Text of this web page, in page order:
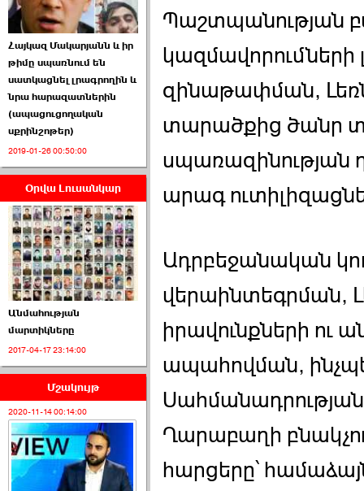
Սահմանադրական
դատարանը մերժեց ›››
2026-07-02 00:39:00
ՈՒՂԻՂ․ ԱԺ-ն
Կառավարության ›››
2026-07-01 00:52:00
ՍԴ-ն հուլիսի 1-ին
կհեռանա ›››
2026-07-01 00:08:00
Հայկազ Մակարյանն և իր
թիմը սպառնում են
սատկացնել լրագրողին և
նրա հարազատներին
(ապացուցողական
սքրինշոթեր)
2019-01-26 00:50:00
Օրվա Լուսանկար
Անմահության
մարտիկները
2017-04-17 23:14:00
Մշակույթ
2020-11-14 00:14:00
Պաշտպանության
կազմավորումների
զինաթափման,
տարածքից ծանր
սպառազինության
արագ
Ադրբեջանական
վերաինտեգրման,
իրավունքների ու
ապահովման,
Սահմանադրության
Ղարաբաղի
հարցերը՝